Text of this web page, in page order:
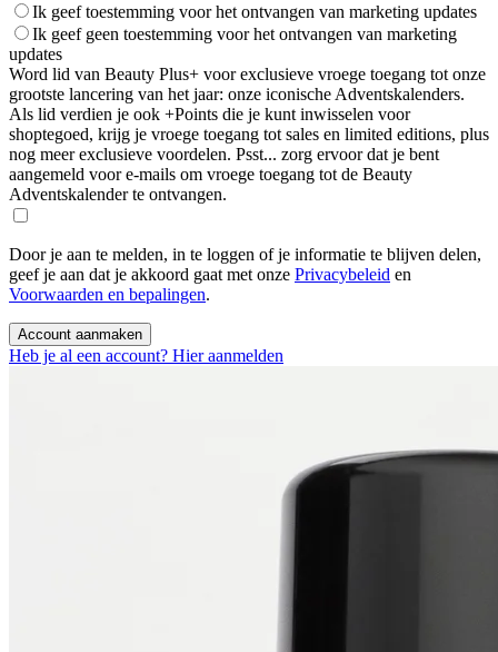
Ik geef toestemming voor het ontvangen van marketing updates
Ik geef geen toestemming voor het ontvangen van marketing
updates
Word lid van Beauty Plus+ voor exclusieve vroege toegang tot onze
grootste lancering van het jaar: onze iconische Adventskalenders.
Als lid verdien je ook +Points die je kunt inwisselen voor
shoptegoed, krijg je vroege toegang tot sales en limited editions, plus
nog meer exclusieve voordelen. Psst... zorg ervoor dat je bent
aangemeld voor e-mails om vroege toegang tot de Beauty
Adventskalender te ontvangen.
Door je aan te melden, in te loggen of je informatie te blijven delen,
geef je aan dat je akkoord gaat met onze Privacybeleid en
Voorwaarden en bepalingen.
Account aanmaken
Heb je al een account? Hier aanmelden